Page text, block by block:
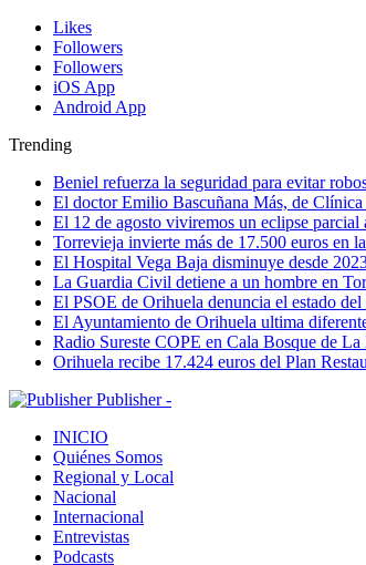
Likes
Followers
Followers
iOS App
Android App
Trending
Beniel refuerza la seguridad para evitar
El doctor Emilio Bascuñana Más, de Clínica
El 12 de agosto viviremos un eclipse parcial
Torrevieja invierte más de 17.500 euros en
El Hospital Vega Baja disminuye desde
La Guardia Civil detiene a un hombre en
El PSOE de Orihuela denuncia el estado
El Ayuntamiento de Orihuela ultima
Radio Sureste COPE en Cala Bosque de
Orihuela recibe 17.424 euros del Plan
Publisher -
INICIO
Quiénes Somos
Regional y Local
Nacional
Internacional
Entrevistas
Podcasts